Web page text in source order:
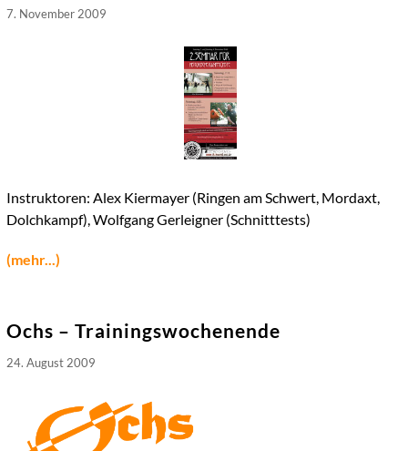
7. November 2009
Instruktoren: Alex Kiermayer (Ringen am Schwert, Mordaxt,
Dolchkampf), Wolfgang Gerleigner (Schnitttests)
(mehr...)
Ochs – Trainingswochenende
24. August 2009